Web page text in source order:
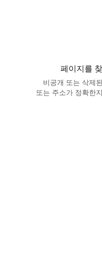
페이지를
비공개 또는 삭제
또는 주소가 정확한